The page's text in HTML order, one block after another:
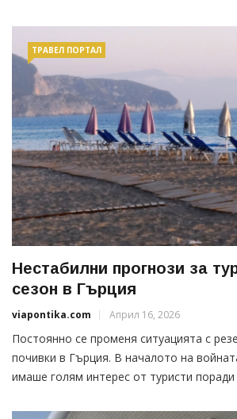
ТРАВЕЛ ПОРТАЛ
Нестабилни прогнози за
сезон в Гърция
viapontika.com Април 16, 2026
Постоянно се променя ситуацията с
почивки в Гърция. В началото на
имаше голям интерес от туристи поради